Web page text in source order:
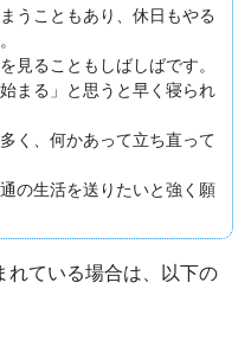
うこともあり、休日もやる
見ることもしばしばです。
まる」と思うと早く寝られ
く、何かあって立ち直って
の生活を送りたいと強く願
れている場合は、以下の